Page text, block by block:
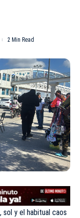
2 Min Read
sol y el habitual caos